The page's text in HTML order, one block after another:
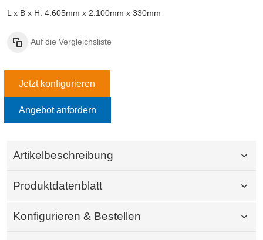
L x B x H: 4.605mm x 2.100mm x 330mm
Auf die Vergleichsliste
Jetzt konfigurieren
Angebot anfordern
Artikelbeschreibung
Produktdatenblatt
Konfigurieren & Bestellen